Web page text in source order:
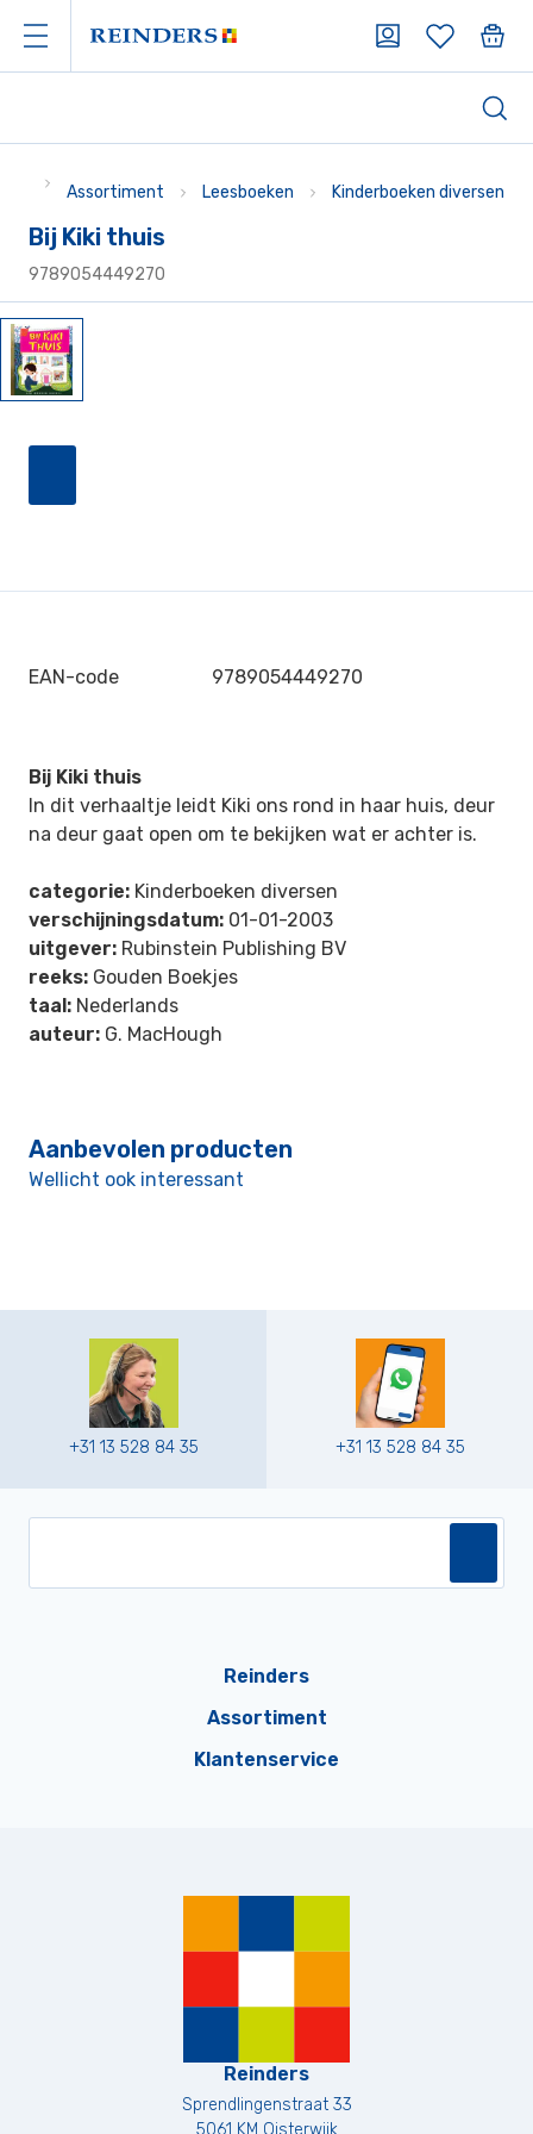
Assortiment Leesboeken Kinderboeken diversen
Bij Kiki thuis
9789054449270
EAN-code 9789054449270
Bij Kiki thuis
In dit verhaaltje leidt Kiki ons rond in haar huis, deur
na deur gaat open om te bekijken wat er achter is.
categorie: Kinderboeken diversen
verschijningsdatum: 01-01-2003
uitgever: Rubinstein Publishing BV
reeks: Gouden Boekjes
taal: Nederlands
auteur: G. MacHough
Aanbevolen producten
Wellicht ook interessant
+31 13 528 84 35 +31 13 528 84 35
Reinders
Assortiment
Klantenservice
Reinders
Sprendlingenstraat 33
5061 KM Oisterwijk